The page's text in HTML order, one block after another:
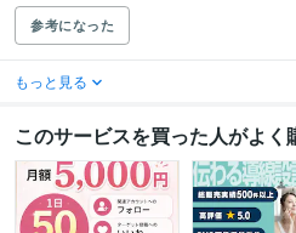
参考になった
もっと見る
このサービスを買った人がよく